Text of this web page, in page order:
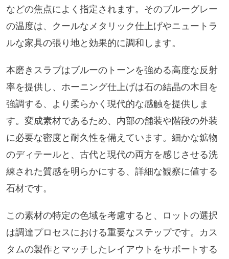
などの焦点によく指定されます。そのブルーグレー
の温度は、クールなメタリック仕上げやニュートラ
ルな家具の張り地と効果的に調和します。
本磨きスラブはブルーのトーンを強める高度な反射
率を提供し、ホーニング仕上げは石の結晶の木目を
強調する、より柔らかく現代的な感触を提供しま
す。変成素材であるため、内部の舗装や階段の外装
に必要な密度と耐久性を備えています。細かな鉱物
のディテールと、古代と現代の両方を感じさせる洗
練された質感を明らかにする、詳細な観察に値する
石材です。
この素材の特定の色域を考慮すると、ロットの選択
は調達プロセスにおける重要なステップです。カス
タムの製作とマッチしたレイアウトをサポートする